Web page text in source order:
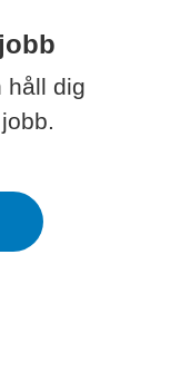
håll dig